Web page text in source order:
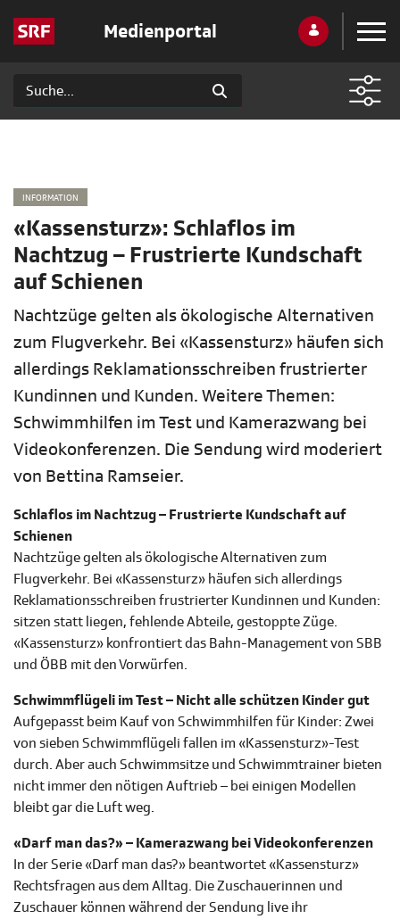
Medienportal
INFORMATION
«Kassensturz»: Schlaflos im
Nachtzug – Frustrierte Kundschaft
auf Schienen
Nachtzüge gelten als ökologische Alternativen
zum Flugverkehr. Bei «Kassensturz» häufen sich
allerdings Reklamationsschreiben frustrierter
Kundinnen und Kunden. Weitere Themen:
Schwimmhilfen im Test und Kamerazwang bei
Videokonferenzen. Die Sendung wird moderiert
von Bettina Ramseier.
Schlaflos im Nachtzug – Frustrierte Kundschaft auf
Schienen
Nachtzüge gelten als ökologische Alternativen zum
Flugverkehr. Bei «Kassensturz» häufen sich allerdings
Reklamationsschreiben frustrierter Kundinnen und Kunden:
sitzen statt liegen, fehlende Abteile, gestoppte Züge.
«Kassensturz» konfrontiert das Bahn-Management von SBB
und ÖBB mit den Vorwürfen.
Schwimmflügeli im Test – Nicht alle schützen Kinder gut
Aufgepasst beim Kauf von Schwimmhilfen für Kinder: Zwei
von sieben Schwimmflügeli fallen im «Kassensturz»-Test
durch. Aber auch Schwimmsitze und Schwimmtrainer bieten
nicht immer den nötigen Auftrieb – bei einigen Modellen
bleibt gar die Luft weg.
«Darf man das?» – Kamerazwang bei Videokonferenzen
In der Serie «Darf man das?» beantwortet «Kassensturz»
Rechtsfragen aus dem Alltag. Die Zuschauerinnen und
Zuschauer können während der Sendung live ihr